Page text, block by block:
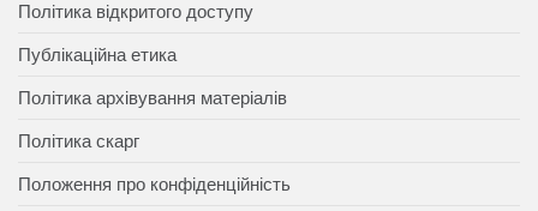
Політика відкритого доступу
Публікаційна етика
Політика архівування матеріалів
Політика скарг
Положення про конфіденційність